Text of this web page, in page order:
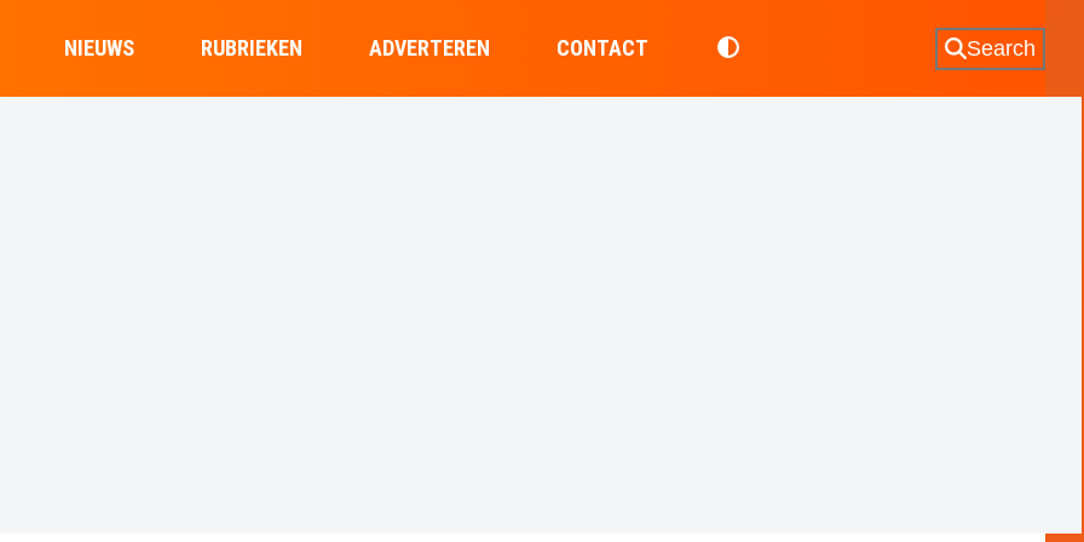
NIEUWS RUBRIEKEN ADVERTEREN CONTACT Search